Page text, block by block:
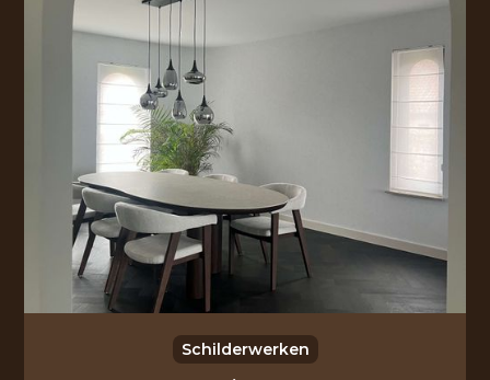
Schilderwerken